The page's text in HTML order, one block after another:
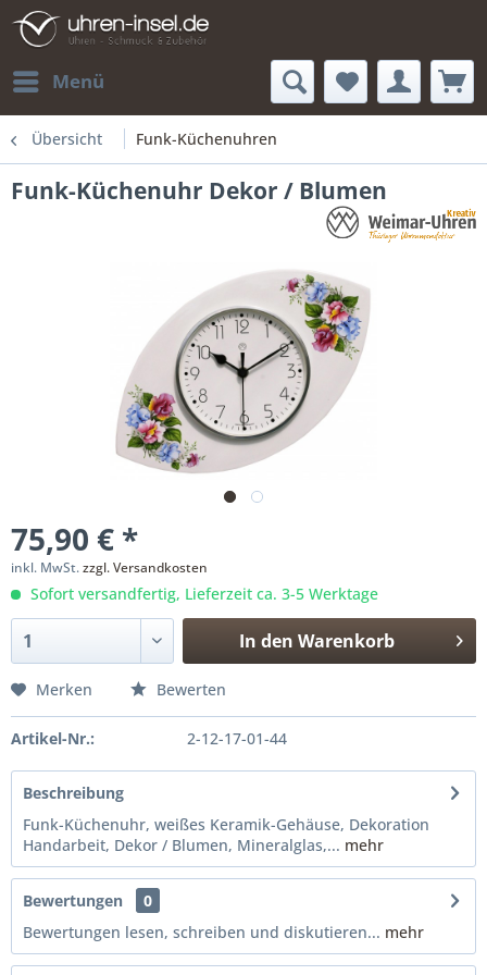
Menü
Übersicht Funk-Küchenuhren
Funk-Küchenuhr Dekor / Blumen
75,90 € *
inkl. MwSt.zzgl. Versandkosten
Sofort versandfertig, Lieferzeit ca. 3-5 Werktage
In den Warenkorb
Merken Bewerten
Artikel-Nr.: 2-12-17-01-44
Beschreibung
Funk-Küchenuhr, weißes Keramik-Gehäuse, Dekoration
Handarbeit, Dekor / Blumen, Mineralglas,... mehr
Bewertungen
0
Bewertungen lesen, schreiben und diskutieren... mehr